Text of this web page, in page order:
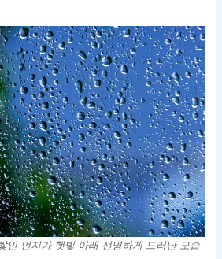
인 먼지가 햇빛 아래 선명하게 드러난 모습